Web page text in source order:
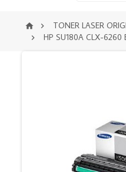
  TONER LASER
 HP SU180A CLX-6260